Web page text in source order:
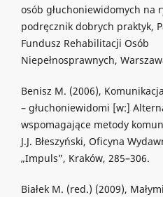
osób głuchoniewidomych na
podręcznik dobrych praktyk,
Fundusz Rehabilitacji Osób
Niepełnosprawnych,
Benisz M. (2006),
– głuchoniewidomi [w:]
wspomagające metody
J.J. Błeszyński, Oficyna
„Impuls”, Kraków, 285–306.
Białek M. (red.) (2009),